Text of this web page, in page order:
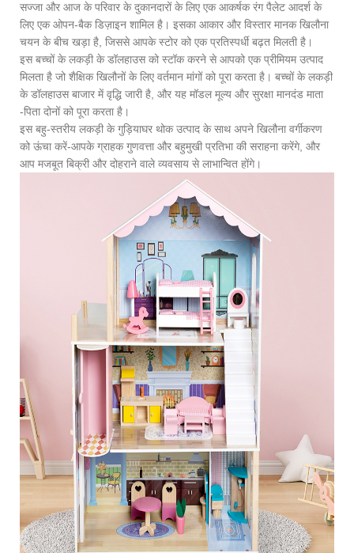
सज्जा और आज के परिवार के दुकानदारों के लिए एक आकर्षक रंग पैलेट आदर्श के
लिए एक ओपन-बैक डिज़ाइन शामिल है। इसका आकार और विस्तार मानक खिलौना
चयन के बीच खड़ा है, जिससे आपके स्टोर को एक प्रतिस्पर्धी बढ़त मिलती है।
इस बच्चों के लकड़ी के डॉलहाउस को स्टॉक करने से आपको एक प्रीमियम उत्पाद
मिलता है जो शैक्षिक खिलौनों के लिए वर्तमान मांगों को पूरा करता है। बच्चों के लकड़ी
के डॉलहाउस बाजार में वृद्धि जारी है, और यह मॉडल मूल्य और सुरक्षा मानदंड माता
-पिता दोनों को पूरा करता है।
इस बहु-स्तरीय लकड़ी के गुड़ियाघर थोक उत्पाद के साथ अपने खिलौना वर्गीकरण
को ऊंचा करें-आपके ग्राहक गुणवत्ता और बहुमुखी प्रतिभा की सराहना करेंगे, और
आप मजबूत बिक्री और दोहराने वाले व्यवसाय से लाभान्वित होंगे।